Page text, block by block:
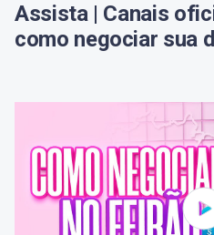
Renegocie dívidas pelo
Assista | Canais
como negociar sua